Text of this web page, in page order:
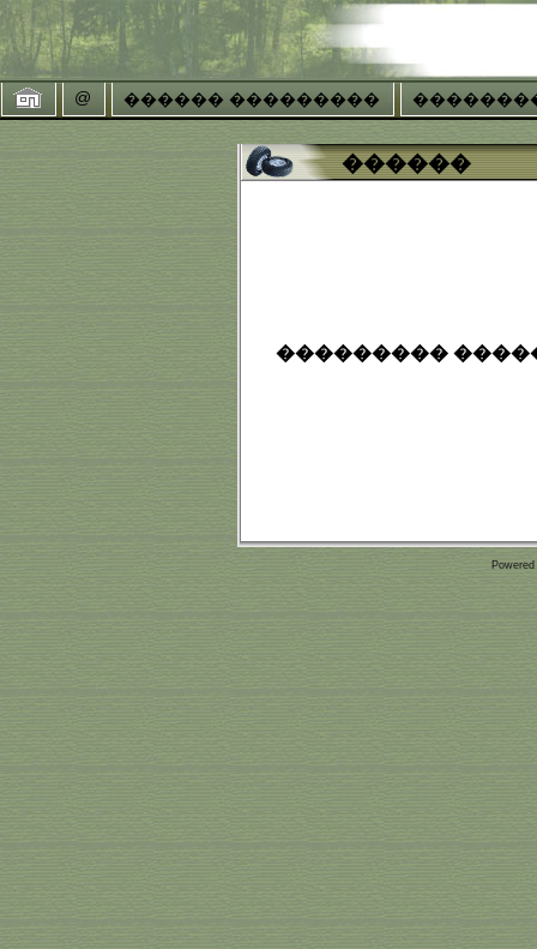
@ ������ ���������
������
���������